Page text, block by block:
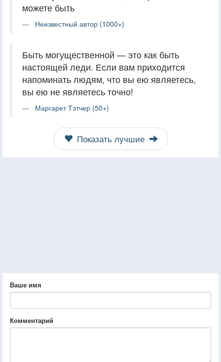
можете быть
Неизвестный автор (1000+)
Быть могущественной — это как быть
настоящей леди. Если вам приходится
напоминать людям, что вы ею являетесь,
вы ею не являетесь точно!
Маргарет Тэтчер (50+)
Показать лучшие
Ваше имя
Комментарий